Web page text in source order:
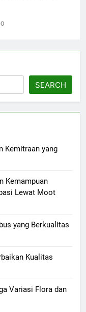
0
SEARCH
Kemitraan yang
Kemampuan
Lewat Moot
yang Berkualitas
Kualitas
Variasi Flora dan